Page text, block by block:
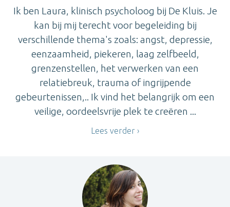
Ik ben Laura, klinisch psycholoog bij De Kluis. Je
kan bij mij terecht voor begeleiding bij
verschillende thema's zoals: angst, depressie,
eenzaamheid, piekeren, laag zelfbeeld,
grenzenstellen, het verwerken van een
relatiebreuk, trauma of ingrijpende
gebeurtenissen,.. Ik vind het belangrijk om een
veilige, oordeelsvrije plek te creëren ...
Lees verder